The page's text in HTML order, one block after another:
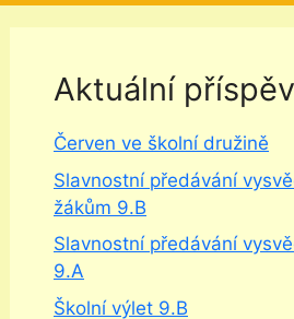
Aktuální
Červen ve školní družině
Slavnostní předávání
žákům 9.B
Slavnostní předávání
9.A
Školní výlet 9.B